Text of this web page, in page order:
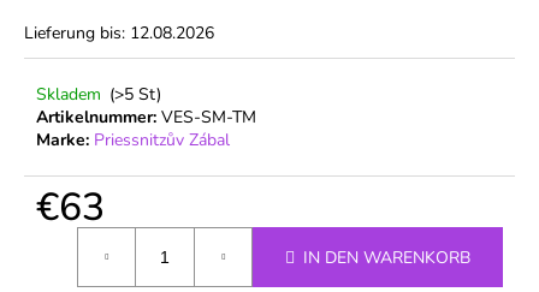
Lieferung bis: 12.08.2026
Skladem (>5 St)
Artikelnummer: VES-SM-TM
Marke: Priessnitzův Zábal
€63
IN DEN WARENKORB